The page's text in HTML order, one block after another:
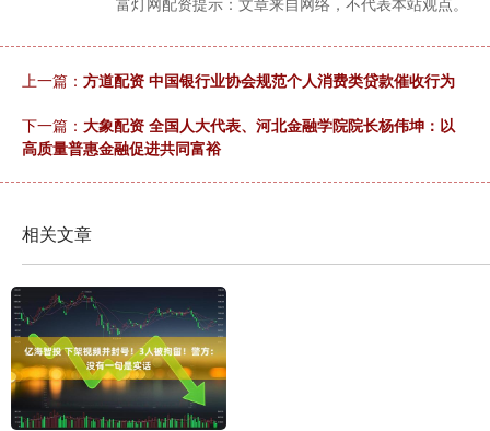
上一篇： 方道配资 中国银行业协会规范个人消费类贷款催收行为
下一篇： 大象配资 全国人大代表、河北金融学院院长杨伟坤：以
高质量普惠金融促进共同富裕
相关文章